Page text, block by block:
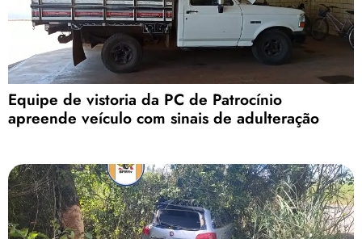
Equipe de vistoria da PC de Patrocínio
apreende veículo com sinais de adulteração